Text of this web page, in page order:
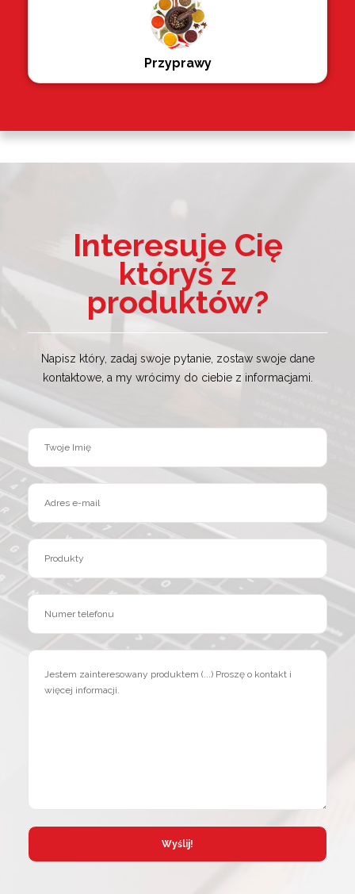
Przyprawy
Interesuje Cię
któryś z
produktów?
Napisz który, zadaj swoje pytanie, zostaw swoje dane
kontaktowe, a my wrócimy do ciebie z informacjami.